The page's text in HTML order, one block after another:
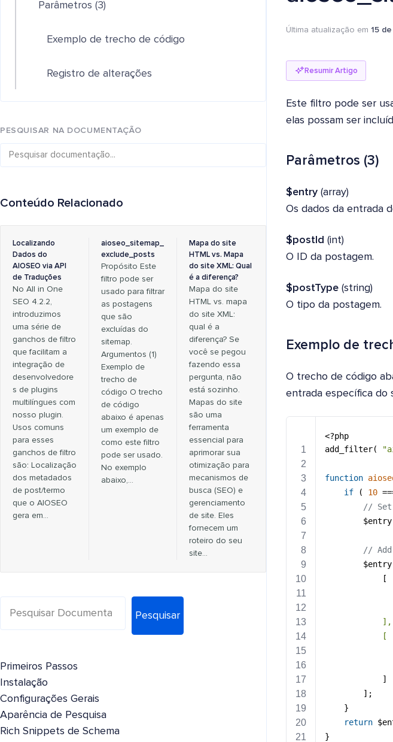
Última atualização em 15
Resumir Artigo
Este filtro pode ser
elas possam ser
Parâmetros (3)
$entry (array)
Os dados da entrada
$postId (int)
O ID da postagem.
$postType (string)
O tipo da postagem.
Exemplo de
O trecho de código
entrada específica do
Parâmetros (3)
Exemplo de trecho de código
Registro de alterações
PESQUISAR NA DOCUMENTAÇÃO
Conteúdo Relacionado
Localizando
Dados do
AIOSEO via API
de Traduções
No All in One
SEO 4.2.2,
introduzimos
uma série de
ganchos de filtro
que facilitam a
integração de
desenvolvedore
s de plugins
multilíngues com
nosso plugin.
Usos comuns
para esses
ganchos de filtro
são: Localização
dos metadados
de post/termo
que o AIOSEO
gera em…
aioseo_sitemap_
exclude_posts
Propósito Este
filtro pode ser
usado para filtrar
as postagens
que são
excluídas do
sitemap.
Argumentos (1)
Exemplo de
trecho de
código O trecho
de código
abaixo é apenas
um exemplo de
como este filtro
pode ser usado.
No exemplo
abaixo,…
Mapa do site
HTML vs. Mapa
do site XML: Qual
é a diferença?
Mapa do site
HTML vs. mapa
do site XML:
qual é a
diferença? Se
você se pegou
fazendo essa
pergunta, não
está sozinho.
Mapas do site
são uma
ferramenta
essencial para
aprimorar sua
otimização para
mecanismos de
busca (SEO) e
gerenciamento
de site. Eles
fornecem um
roteiro do seu
site...
Pesquisar
Primeiros Passos
Instalação
Configurações Gerais
Aparência de Pesquisa
Rich Snippets de Schema